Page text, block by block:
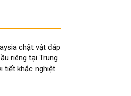
chật vật đáp
riêng tại Trung
tiết khắc nghiệt